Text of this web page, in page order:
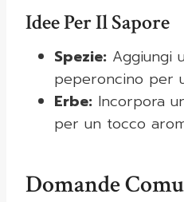
Idee Per Il Sapore
Spezie: Aggiungi
peperoncino per
Erbe: Incorpora
per un tocco
Domande